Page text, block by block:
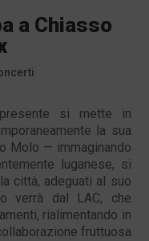
a Chiasso
si mette in
la sua
Molo — immaginando
luganese, si
città, adeguati al suo
verrà dal LAC, che
rialimentando in
fruttuosa